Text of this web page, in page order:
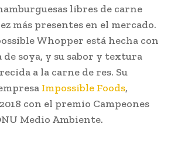
libres de carne
más presentes en el mercado.
Whopper está hecha con
soya, y su sabor y textura
a la carne de res. Su
Impossible Foods,
con el premio Campeones
Medio Ambiente.